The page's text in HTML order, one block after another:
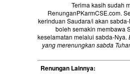
Terima kasih sudah
RenunganPKarmCSE.com.
kerinduan Saudara/i akan
boleh semakin membawa
keselamatan melalui sabda-Nya.
yang merenungkan sabda
Renungan Lainnya: